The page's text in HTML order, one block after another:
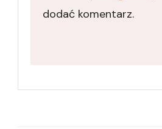
dodać komentarz.